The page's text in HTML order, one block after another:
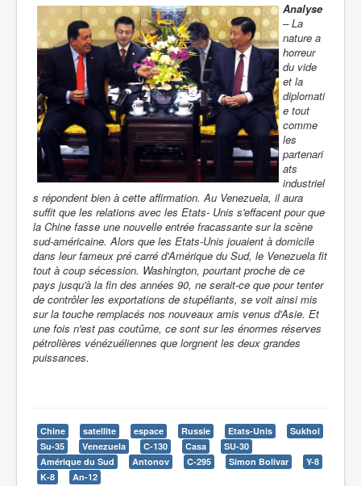
Analyse
– La
nature a
horreur
du vide
et la
diplomati
e tout
comme
les
partenari
ats
industriel
s répondent bien à cette affirmation. Au Venezuela, il aura
suffit que les relations avec les Etats- Unis s'effacent pour que
la Chine fasse une nouvelle entrée fracassante sur la scène
sud-américaine. Alors que les Etats-Unis jouaient à domicile
dans leur fameux pré carré d'Amérique du Sud, le Venezuela fit
tout à coup sécession. Washington, pourtant proche de ce
pays jusqu'à la fin des années 90, ne serait-ce que pour tenter
de contrôler les exportations de stupéfiants, se voit ainsi mis
sur la touche remplacés nos nouveaux amis venus d'Asie. Et
une fois n'est pas coutûme, ce sont sur les énormes réserves
pétrolières vénézuéliennes que lorgnent les deux grandes
puissances.
Chine satellite espace Russie Etats-Unis
Sukhoi
Su-35
Venezuela C-130 Casa
SU-30
Amérique du Sud
Antonov C-295 Simon Bolivar
Y-8
K-8
An-12